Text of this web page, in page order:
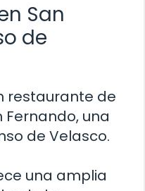
San
de
restaurante de
una
de Velasco.
una amplia